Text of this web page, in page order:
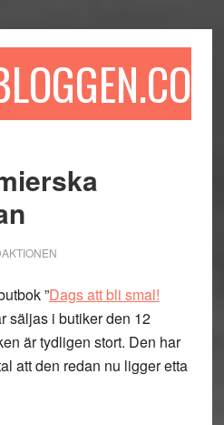
”Dags att bli smal!
säljas i butiker den 12
är tydligen stort. Den har
att den redan nu ligger etta